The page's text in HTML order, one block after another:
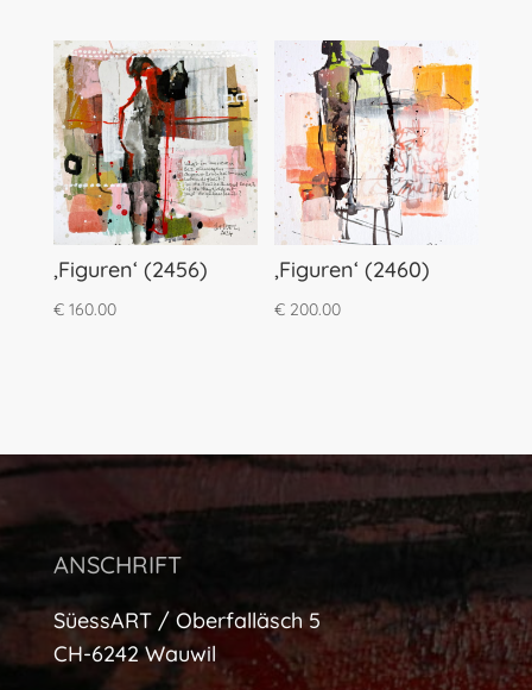
‚Figuren‘ (2456)
€160.00
‚Figuren‘ (2460)
€ 200.00
ANSCHRIFT
SüessART / Oberfalläsch 5
CH-6242 Wauwil